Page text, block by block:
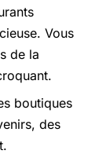
Vous
de la
boutiques
des